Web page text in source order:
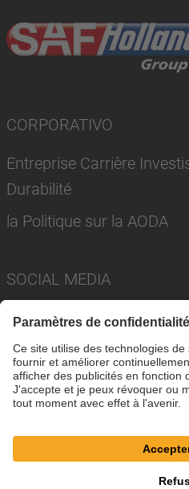
CORPORATIVO
Entreprise Carrière
Durabilité
la Politique sur la AODA
SOCIAL MEDIA
Politique de
Paramètres des cookies